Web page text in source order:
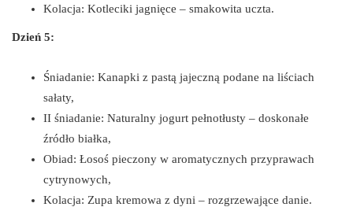
Kolacja: Kotleciki jagnięce – smakowita uczta.
Dzień 5:
Śniadanie: Kanapki z pastą jajeczną podane na liściach
sałaty,
II śniadanie: Naturalny jogurt pełnotłusty – doskonałe
źródło białka,
Obiad: Łosoś pieczony w aromatycznych przyprawach
cytrynowych,
Kolacja: Zupa kremowa z dyni – rozgrzewające danie.